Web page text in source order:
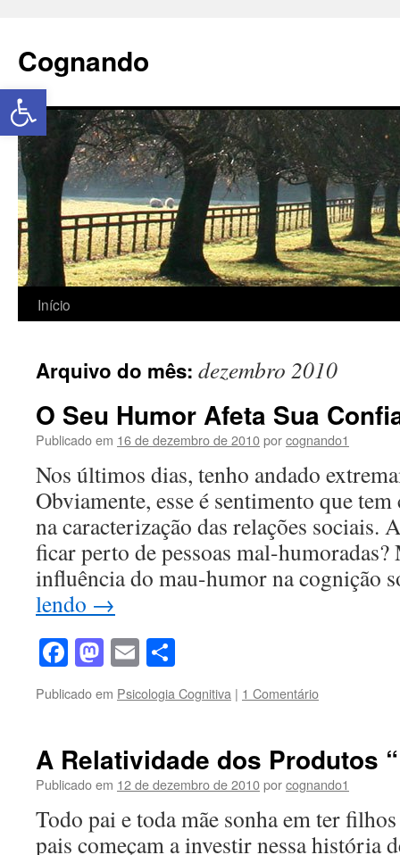
Abrir a barra de ferramentas
Cognando
Início
Arquivo do mês: dezembro 2010
O Seu Humor Afeta Sua
Publicado em 16 de dezembro de 2010porcognando1
Nos últimos dias, tenho andado
Obviamente, esse é sentimento que
na caracterização das relações sociais.
ficar perto de pessoas mal-humoradas?
influência do mau-humor na
lendo →
Facebook
Mastodon
Email
Publicado em Psicologia Cognitiva | 1 Comentário
A Relatividade dos Produtos
Publicado em 12 de dezembro de 2010porcognando1
Todo pai e toda mãe sonha em ter
pais começam a investir nessa história